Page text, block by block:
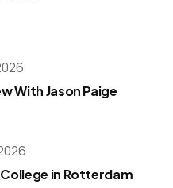
With Jason Paige
in Rotterdam